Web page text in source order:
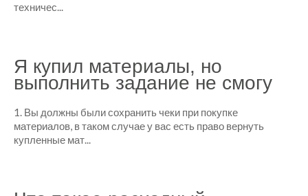
техничес...
Я купил материалы, но
выполнить задание не смогу
1. Вы должны были сохранить чеки при покупке
материалов, в таком случае у вас есть право вернуть
купленные мат...